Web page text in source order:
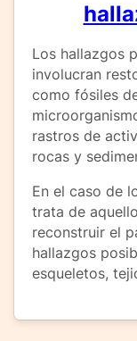
Los hallazgos
involucran
como fósiles
rastros de
rocas y
En el caso de
trata de
reconstruir el
hallazgos
esqueletos,